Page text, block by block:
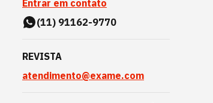
Entrar em contato
(11) 91162-9770
REVISTA
atendimento@exame.com